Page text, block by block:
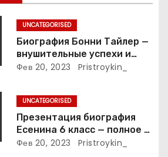
UNCATEGORISED
Биография Бонни Тайлер —
внушительные успехи и
интимные подробности
Фев 20, 2023 Pristroykin_
UNCATEGORISED
Презентация биография
Есенина 6 класс — полное и
подробное описание жизни
Фев 20, 2023 Pristroykin_